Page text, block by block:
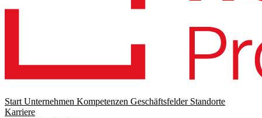
Start Unternehmen Kompetenzen Geschäftsfelder Standorte
Karriere